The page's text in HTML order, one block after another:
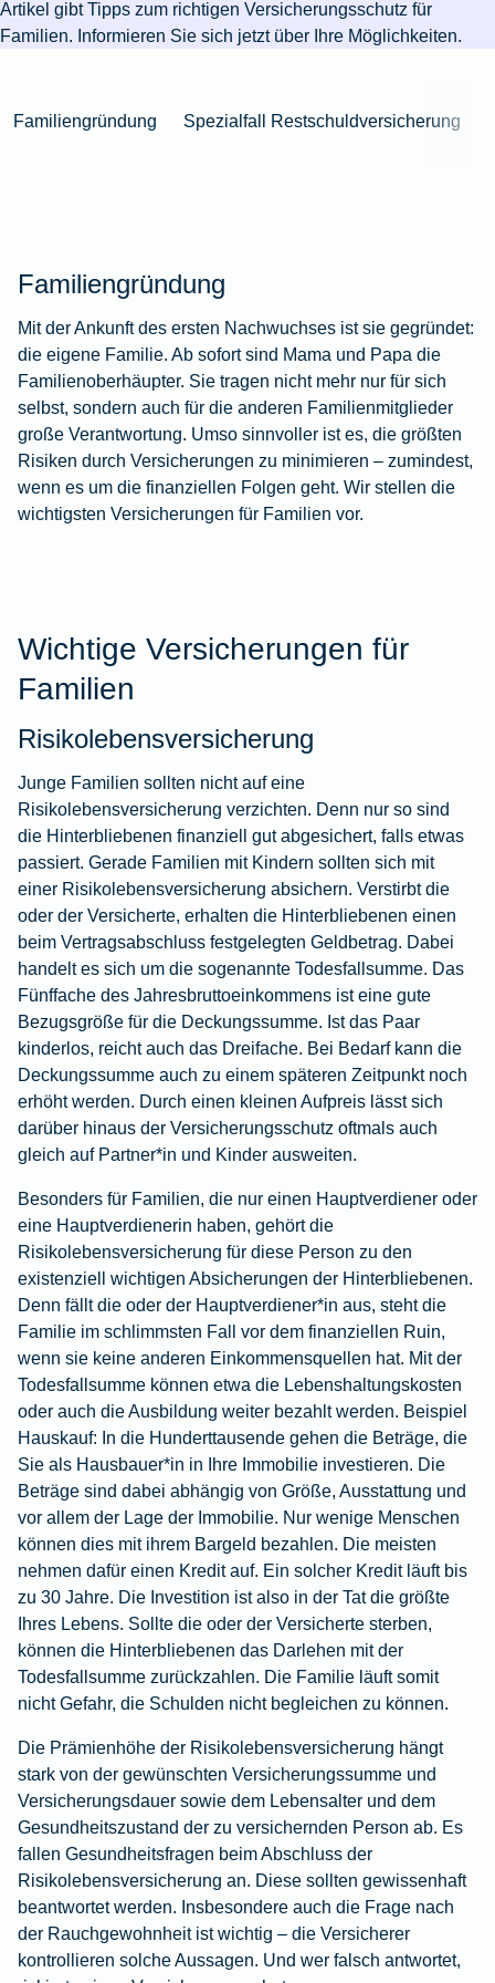
Wurzelbehandlung
Zur
für's
Krankenhaus
Artikelübersicht
Artikelübersicht
Gesunde
Ernährung
Workout
im
Artikelübersicht
Zur
Niederlande
im
bei
Katzen
Artikelübersicht
Kastration
beim
Fieber
Zur
Artikelübersicht
Pferdesprache
Pferd
im
Gelände
Zur
Artikelübersicht
Hausboot
Herbst
Kinder
Versicherungen
Zur
Artikelübersicht
Versicherungsschutz
bei
Zur
Artikel gibt Tipps zum richtigen Versicherungsschutz für
Familien. Informieren Sie sich jetzt über Ihre Möglichkeiten.
Familiengründung Spezialfall Restschuldversicherung
Familiengründung
Mit der Ankunft des ersten Nachwuchses ist sie gegründet:
die eigene Familie. Ab sofort sind Mama und Papa die
Familienoberhäupter. Sie tragen nicht mehr nur für sich
selbst, sondern auch für die anderen Familienmitglieder
große Verantwortung. Umso sinnvoller ist es, die größten
Risiken durch Versicherungen zu minimieren – zumindest,
wenn es um die finanziellen Folgen geht. Wir stellen die
wichtigsten Versicherungen für Familien vor.
Wichtige Versicherungen für
Familien
Risikolebensversicherung
Junge Familien sollten nicht auf eine
Risikolebensversicherung verzichten. Denn nur so sind
die Hinterbliebenen finanziell gut abgesichert, falls etwas
passiert. Gerade Familien mit Kindern sollten sich mit
einer Risikolebensversicherung absichern. Verstirbt die
oder der Versicherte, erhalten die Hinterbliebenen einen
beim Vertragsabschluss festgelegten Geldbetrag. Dabei
handelt es sich um die sogenannte Todesfallsumme. Das
Fünffache des Jahresbruttoeinkommens ist eine gute
Bezugsgröße für die Deckungssumme. Ist das Paar
kinderlos, reicht auch das Dreifache. Bei Bedarf kann die
Deckungssumme auch zu einem späteren Zeitpunkt noch
erhöht werden. Durch einen kleinen Aufpreis lässt sich
darüber hinaus der Versicherungsschutz oftmals auch
gleich auf Partner*in und Kinder ausweiten.
Besonders für Familien, die nur einen Hauptverdiener oder
eine Hauptverdienerin haben, gehört die
Risikolebensversicherung für diese Person zu den
existenziell wichtigen Absicherungen der Hinterbliebenen.
Denn fällt die oder der Hauptverdiener*in aus, steht die
Familie im schlimmsten Fall vor dem finanziellen Ruin,
wenn sie keine anderen Einkommensquellen hat. Mit der
Todesfallsumme können etwa die Lebenshaltungskosten
oder auch die Ausbildung weiter bezahlt werden. Beispiel
Hauskauf: In die Hunderttausende gehen die Beträge, die
Sie als Hausbauer*in in Ihre Immobilie investieren. Die
Beträge sind dabei abhängig von Größe, Ausstattung und
vor allem der Lage der Immobilie. Nur wenige Menschen
können dies mit ihrem Bargeld bezahlen. Die meisten
nehmen dafür einen Kredit auf. Ein solcher Kredit läuft bis
zu 30 Jahre. Die Investition ist also in der Tat die größte
Ihres Lebens. Sollte die oder der Versicherte sterben,
können die Hinterbliebenen das Darlehen mit der
Todesfallsumme zurückzahlen. Die Familie läuft somit
nicht Gefahr, die Schulden nicht begleichen zu können.
Die Prämienhöhe der Risikolebensversicherung hängt
stark von der gewünschten Versicherungssumme und
Versicherungsdauer sowie dem Lebensalter und dem
Gesundheitszustand der zu versichernden Person ab. Es
fallen Gesundheitsfragen beim Abschluss der
Risikolebensversicherung an. Diese sollten gewissenhaft
beantwortet werden. Insbesondere auch die Frage nach
der Rauchgewohnheit ist wichtig – die Versicherer
kontrollieren solche Aussagen. Und wer falsch antwortet,